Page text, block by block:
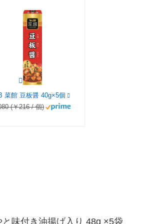
菜館 豆板醤 40g×5個
(￥216 / 個)
味付き油揚げ入り 48g ×5袋